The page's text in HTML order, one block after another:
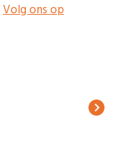
Volg ons op